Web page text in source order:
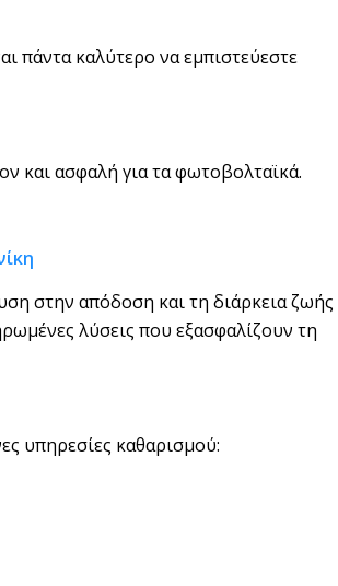
πάντα καλύτερο να εμπιστεύεστε
και ασφαλή για τα φωτοβολταϊκά.
στην απόδοση και τη διάρκεια ζωής
λύσεις που εξασφαλίζουν τη
υπηρεσίες καθαρισμού: